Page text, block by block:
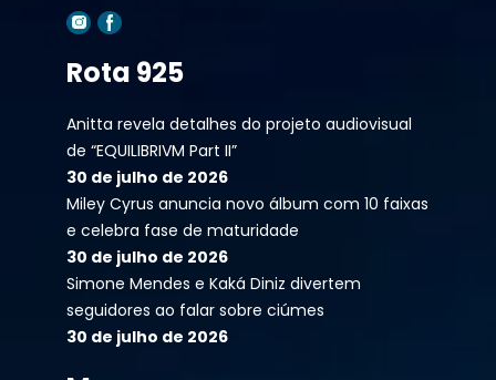
Rota 925
Anitta revela detalhes do projeto audiovisual
de “EQUILIBRIVM Part II”
30 de julho de 2026
Miley Cyrus anuncia novo álbum com 10 faixas
e celebra fase de maturidade
30 de julho de 2026
Simone Mendes e Kaká Diniz divertem
seguidores ao falar sobre ciúmes
30 de julho de 2026